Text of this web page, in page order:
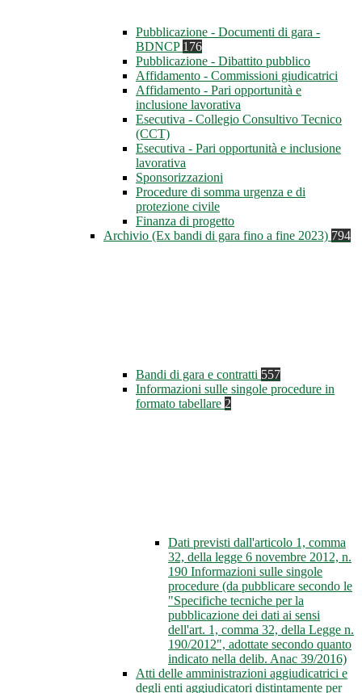
Pubblicazione - Documenti di gara -
BDNCP 176
Pubblicazione - Dibattito pubblico
Affidamento - Commissioni giudicatrici
Affidamento - Pari opportunità e
inclusione lavorativa
Esecutiva - Collegio Consultivo Tecnico
(CCT)
Esecutiva - Pari opportunità e inclusione
lavorativa
Sponsorizzazioni
Procedure di somma urgenza e di
protezione civile
Finanza di progetto
Archivio (Ex bandi di gara fino a fine 2023) 794
Bandi di gara e contratti 557
Informazioni sulle singole procedure in
formato tabellare 2
Dati previsti dall'articolo 1, comma
32, della legge 6 novembre 2012, n.
190 Informazioni sulle singole
procedure (da pubblicare secondo le
"Specifiche tecniche per la
pubblicazione dei dati ai sensi
dell'art. 1, comma 32, della Legge n.
190/2012", adottate secondo quanto
indicato nella delib. Anac 39/2016)
Atti delle amministrazioni aggiudicatrici e
degli enti aggiudicatori distintamente per